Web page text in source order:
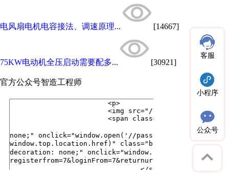
电风扇电机电容接法、调速原理... [14667]
75KW电动机全压启动需要配多... [30921]
官方公众号智造工程师
客服
小程序
公众号